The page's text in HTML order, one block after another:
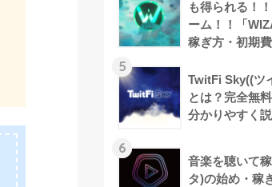
も得られる！
ーム！！「
稼ぎ方・初期
5
TwitFi Sky((ツ
とは？完全無
分かりやすく説
6
音楽を聴いて
タ)の始め・稼